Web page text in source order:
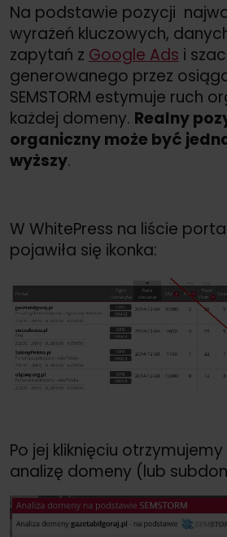
Na podstawie pozycji
wyrażeń kluczowych,
zapytań z Google Ads i
generowanego przez
SEMSTORM estymuje ruch
każdej domeny. Realny
organiczny może być
wyższy.
W WhitePress na liście
pojawiła się ikonka:
Po jej kliknięciu
analizę domeny (lub